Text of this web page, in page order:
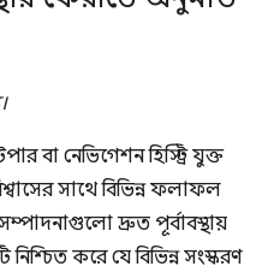
বা নেভিগেশন হিস্ট্রি যুক্ত
সাথে বিভিন্ন ফলাফল
দ্রুত পূর্বাবস্থায়
করে যে বিভিন্ন সংস্করণ